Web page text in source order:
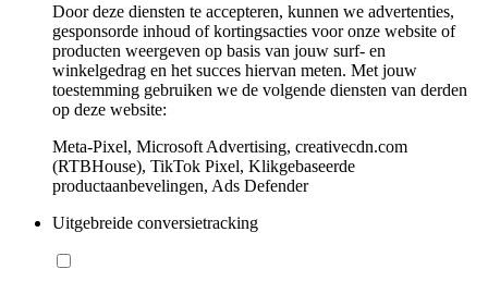
Door deze diensten te accepteren, kunnen we advertenties,
gesponsorde inhoud of kortingsacties voor onze website of
producten weergeven op basis van jouw surf- en
winkelgedrag en het succes hiervan meten. Met jouw
toestemming gebruiken we de volgende diensten van derden
op deze website:
Meta-Pixel, Microsoft Advertising, creativecdn.com
(RTBHouse), TikTok Pixel, Klikgebaseerde
productaanbevelingen, Ads Defender
Uitgebreide conversietracking